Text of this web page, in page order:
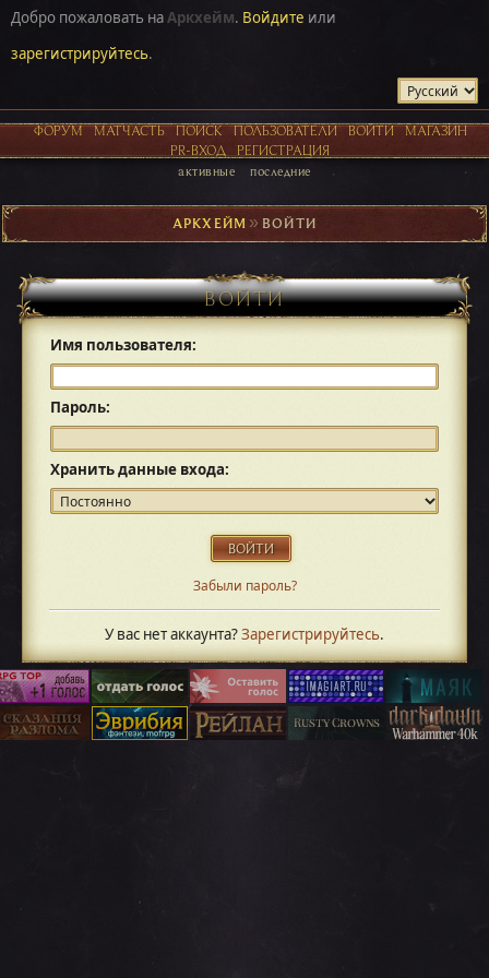
Добро пожаловать наАркхейм. Войдите или
зарегистрируйтесь.
ФОРУМ МАТЧАСТЬ ПОИСК ПОЛЬЗОВАТЕЛИ ВОЙТИ
МАГАЗИН
PR-ВХОД
РЕГИСТРАЦИЯ
активные последние
АРКХЕЙМ ►ВОЙТИ
ВОЙТИ
Имя пользователя:
Пароль:
Хранить данные входа:
Забыли пароль?
У вас нет аккаунта?Зарегистрируйтесь.